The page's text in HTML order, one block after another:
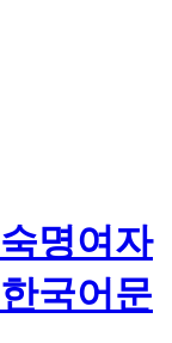
숙명여자
한국어문